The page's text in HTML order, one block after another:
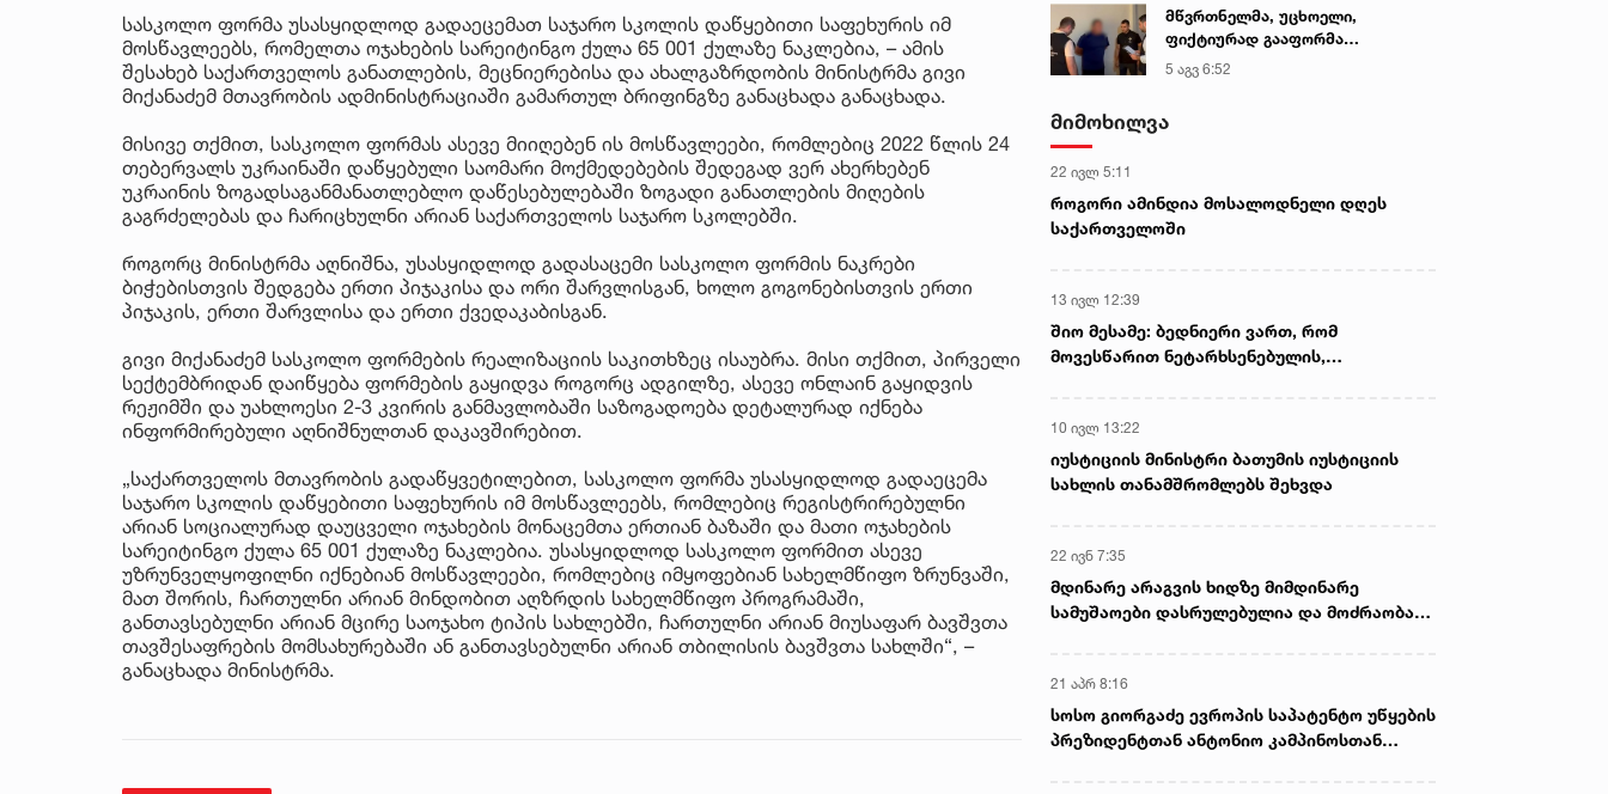
სასკოლო ფორმა უსასყიდლოდ გადაეცემათ საჯარო სკოლის დაწყებითი საფეხურის იმ
მოსწავლეებს, რომელთა ოჯახების სარეიტინგო ქულა 65 001 ქულაზე ნაკლებია, – ამის
შესახებ საქართველოს განათლების, მეცნიერებისა და ახალგაზრდობის მინისტრმა გივი
მიქანაძემ მთავრობის ადმინისტრაციაში გამართულ ბრიფინგზე განაცხადა განაცხადა.
მისივე თქმით, სასკოლო ფორმას ასევე მიიღებენ ის მოსწავლეები, რომლებიც 2022 წლის 24
თებერვალს უკრაინაში დაწყებული საომარი მოქმედებების შედეგად ვერ ახერხებენ
უკრაინის ზოგადსაგანმანათლებლო დაწესებულებაში ზოგადი განათლების მიღების
გაგრძელებას და ჩარიცხულნი არიან საქართველოს საჯარო სკოლებში.
როგორც მინისტრმა აღნიშნა, უსასყიდლოდ გადასაცემი სასკოლო ფორმის ნაკრები
ბიჭებისთვის შედგება ერთი პიჯაკისა და ორი შარვლისგან, ხოლო გოგონებისთვის ერთი
პიჯაკის, ერთი შარვლისა და ერთი ქვედაკაბისგან.
გივი მიქანაძემ სასკოლო ფორმების რეალიზაციის საკითხზეც ისაუბრა. მისი თქმით, პირველი
სექტემბრიდან დაიწყება ფორმების გაყიდვა როგორც ადგილზე, ასევე ონლაინ გაყიდვის
რეჟიმში და უახლოესი 2-3 კვირის განმავლობაში საზოგადოება დეტალურად იქნება
ინფორმირებული აღნიშნულთან დაკავშირებით.
„საქართველოს მთავრობის გადაწყვეტილებით, სასკოლო ფორმა უსასყიდლოდ გადაეცემა
საჯარო სკოლის დაწყებითი საფეხურის იმ მოსწავლეებს, რომლებიც რეგისტრირებულნი
არიან სოციალურად დაუცველი ოჯახების მონაცემთა ერთიან ბაზაში და მათი ოჯახების
სარეიტინგო ქულა 65 001 ქულაზე ნაკლებია. უსასყიდლოდ სასკოლო ფორმით ასევე
უზრუნველყოფილნი იქნებიან მოსწავლეები, რომლებიც იმყოფებიან სახელმწიფო ზრუნვაში,
მათ შორის, ჩართულნი არიან მინდობით აღზრდის სახელმწიფო პროგრამაში,
განთავსებულნი არიან მცირე საოჯახო ტიპის სახლებში, ჩართულნი არიან მიუსაფარ ბავშვთა
თავშესაფრების მომსახურებაში ან განთავსებულნი არიან თბილისის ბავშვთა სახლში“, –
განაცხადა მინისტრმა.
ფაქტი გამოავლინეს
მწვრთნელმა, უცხოელი,
ფიქტიურად გააფორმა
საფეხბურთო კლუბში და
სანაცვლოდ 3000 აშშ დოლარი
5 აგვ 6:52
მიმოხილვა
22 ივლ 5:11
როგორი ამინდია მოსალოდნელი დღეს
საქართველოში
13 ივლ 12:39
შიო მესამე: ბედნიერი ვართ, რომ
მოვესწარით ნეტარხსენებულის,
10 ივლ 13:22
იუსტიციის მინისტრი ბათუმის იუსტიციის
სახლის თანამშრომლებს შეხვდა
22 ივნ 7:35
მდინარე არაგვის ხიდზე მიმდინარე
სამუშაოები დასრულებულია და მოძრაობა
21 აპრ 8:16
სოსო გიორგაძე ევროპის საპატენტო უწყების
პრეზიდენტთან ანტონიო კამპინოსთან